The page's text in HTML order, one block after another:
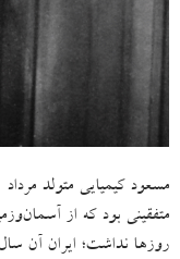
مسعود کیمیایی متولد مرداد ۱۳۲۰ است؛ متولد سال‌ جنگ
متفقینی بود که از
روزها نداشت؛ ایران آن